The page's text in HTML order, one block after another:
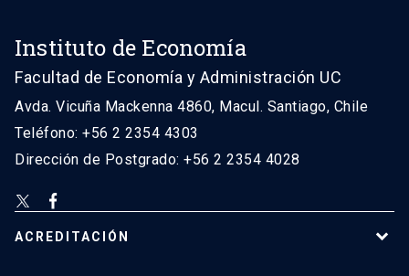
Instituto de Economía
Facultad de Economía y Administración UC
Avda. Vicuña Mackenna 4860, Macul. Santiago, Chile
Teléfono: +56 2 2354 4303
Dirección de Postgrado: +56 2 2354 4028
ACREDITACIÓN